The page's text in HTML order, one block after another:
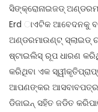
ସିଙ୍କ୍ରୋନାଇଜଡ୍
Erd ାଏଟିକ ଆବେଦନକୁ
ଅଣ୍ଡରମାଉଣ୍ଟ୍ ସ୍ଲାଇଡ୍
ଷ୍ଟାଇଲିସ୍ ରୂପ ଧାରଣ
କରିଥିବା ଏକ
ଆପଣଙ୍କର
ଡିଜାଇନ୍ ସହିତ ଜଡିତ